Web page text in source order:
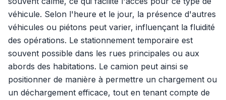
véhicule. Selon l'heure et le jour, la présence d'autres
véhicules ou piétons peut varier, influençant la fluidité
des opérations. Le stationnement temporaire est
souvent possible dans les rues principales ou aux
abords des habitations. Le camion peut ainsi se
positionner de manière à permettre un chargement ou
un déchargement efficace, tout en tenant compte de